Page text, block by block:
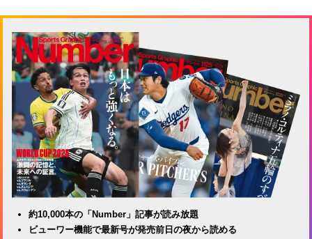
約10,000本の「Number」記事が読み放題
ビューワー機能で最新号が発売前日の夜から読める